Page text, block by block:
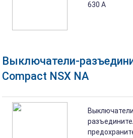
Выключатели-
Compact NSX NA
630 A